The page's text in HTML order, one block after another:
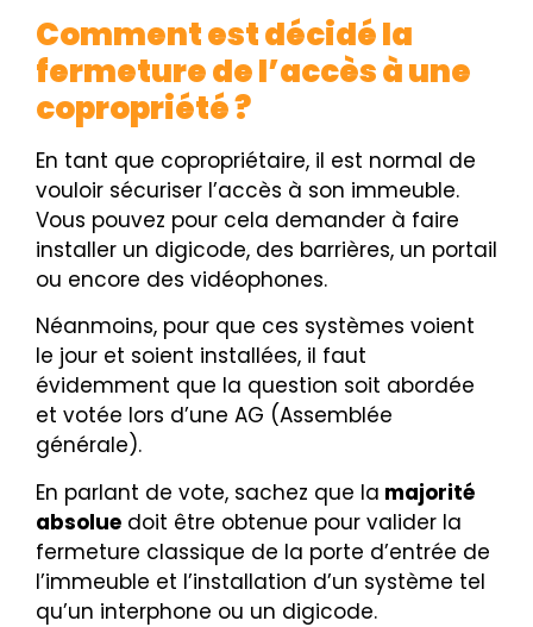
Comment est décidé la
fermeture de l’accès à une
copropriété ?
En tant que copropriétaire, il est normal de
vouloir sécuriser l’accès à son immeuble.
Vous pouvez pour cela demander à faire
installer un digicode, des barrières, un portail
ou encore des vidéophones.
Néanmoins, pour que ces systèmes voient
le jour et soient installées, il faut
évidemment que la question soit abordée
et votée lors d’une AG (Assemblée
générale).
En parlant de vote, sachez que la majorité
absolue doit être obtenue pour valider la
fermeture classique de la porte d’entrée de
l’immeuble et l’installation d’un système tel
qu’un interphone ou un digicode.